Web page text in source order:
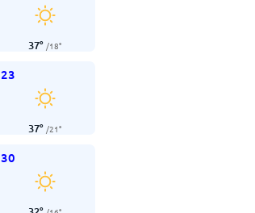
37° /18°
23
37° /21°
30